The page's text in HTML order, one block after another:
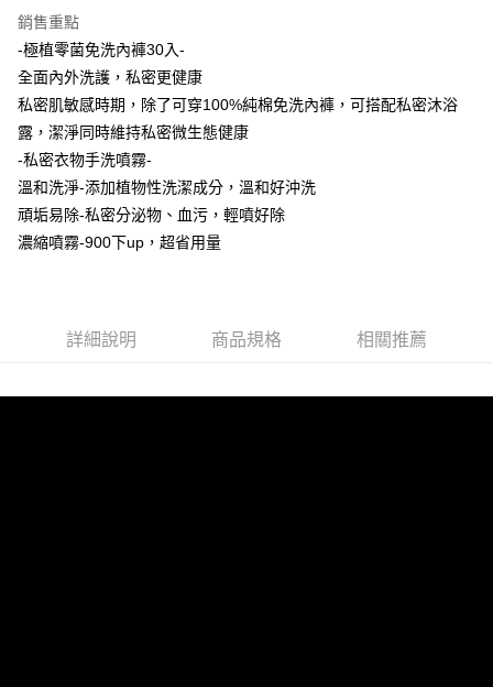
買賣價金債權讓與本公司後，依約使用本公司帳單繳交帳款。
資料（包含姓名、電話或地址）提供予台灣大哥大進項蒐集、處理及利用，
由本公司與您本人進行分期帳單所需資料之確認、核對及更正。
3.完整用戶服務條款，請詳閱以下連結：https://oppay.tw/userRule
後付繳納相關費用。
※ 交易是否成功請以「AFTEE先享後付 」之結帳頁面顯示為準，若有關於
是否繳費成功／繳費後需取消欲退款等相關疑問，請聯繫「AFTEE先享後付
客戶支援中心」
https://netprotections.freshdesk.com/support/home
【注意事項】
易，需依本服務之必要範圍內提供個人資料，並將交易相關給付款項請求債
權轉讓予恩沛科技股份有限公司。
２．關於個人資料處理事宜，請瀏覽以下網址：
https://aftee.tw/terms/#terms3
３．未成年的使用者請事先徵得法定代理人或監護人之同意方可使用
請求用戶進行身份認證。
銷售重點
-極植零菌免洗內褲30入-
全面內外洗護，私密更健康
私密肌敏感時期，除了可穿100%純棉免洗內褲，可搭配私密沐浴
露，潔淨同時維持私密微生態健康
-私密衣物手洗噴霧-
溫和洗淨-添加植物性洗潔成分，溫和好沖洗
頑垢易除-私密分泌物、血污，輕噴好除
濃縮噴霧-900下up，超省用量
詳細說明 商品規格 相關推薦